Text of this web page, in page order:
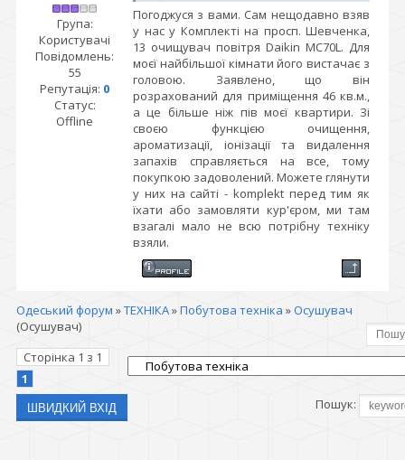
Група:
Користувачі
Повідомлень:
55
Репутація: 0
Статус:
Offline
Погоджуся з вами. Сам нещодавно взяв
у нас у Комплекті на просп. Шевченка,
13 очищувач повітря Daikin MC70L. Для
моєї найбільшої кімнати його вистачає з
головою. Заявлено, що він
розрахований для приміщення 46 кв.м.,
а це більше ніж пів моєї квартири. Зі
своєю функцією очищення,
ароматизації, іонізації та видалення
запахів справляється на все, тому
покупкою задоволений. Можете глянути
у них на сайті - komplekt перед тим як
їхати або замовляти кур'єром, ми там
взагалі мало не всю потрібну техніку
взяли.
Одеський форум »ТЕХНІКА»Побутова техніка »Осушувач
(Осушувач)
Сторінка 1 з 1
1
Пошук: